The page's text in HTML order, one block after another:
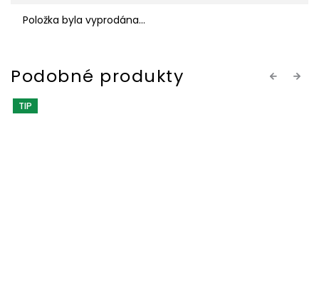
Položka byla vyprodána…
Previous
TIP
Next